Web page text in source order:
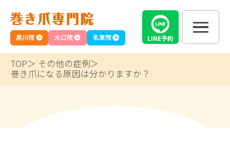
名東院
黒川院 大口院 LINE予約
TOP
その他の症例
巻き爪になる原因は分かりますか？